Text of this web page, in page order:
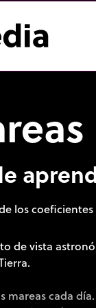
los
de vista
mareas cada